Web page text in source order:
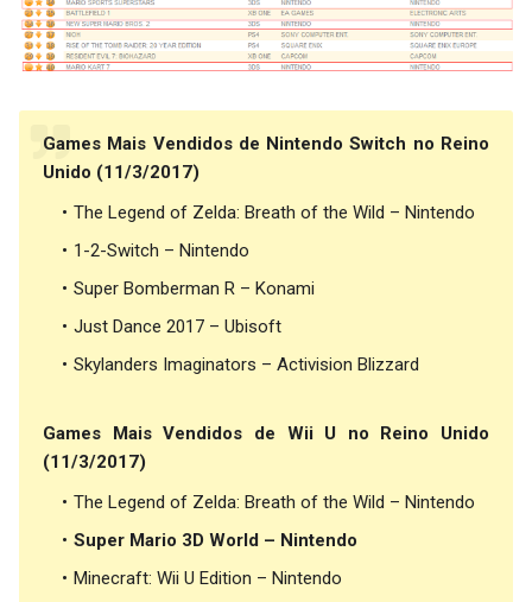
Games Mais Vendidos de Nintendo Switch no Reino
Unido (11/3/2017)
The Legend of Zelda: Breath of the Wild – Nintendo
1-2-Switch – Nintendo
Super Bomberman R – Konami
Just Dance 2017 – Ubisoft
Skylanders Imaginators – Activision Blizzard
Games Mais Vendidos de Wii U no Reino Unido
(11/3/2017)
The Legend of Zelda: Breath of the Wild – Nintendo
Super Mario 3D World – Nintendo
Minecraft: Wii U Edition – Nintendo